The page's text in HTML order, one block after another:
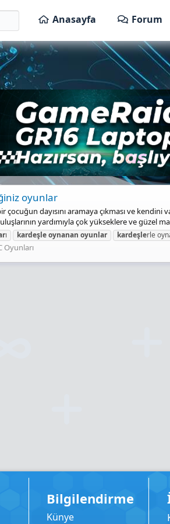
Anasayfa Forum
oyunlar
dayısını aramaya çıkması ve
yardımıyla çok yükseklere ve güzel
ı kardeşleoynanan oyunlar kardeşlerle
Oyunları
Bilgilendirme
Künye